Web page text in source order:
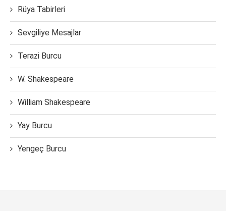
Rüya Tabirleri
Sevgiliye Mesajlar
Terazi Burcu
W. Shakespeare
William Shakespeare
Yay Burcu
Yengeç Burcu